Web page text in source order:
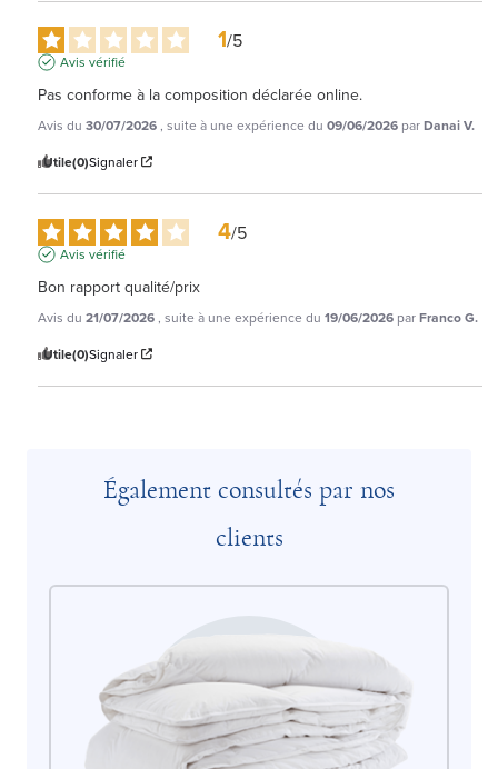
1/5
Avis vérifié
Pas conforme à la composition déclarée online.
Avis du 30/07/2026, suite à une expérience du 09/06/2026 parDanai V.
Utile(0)Signaler
4/5
Avis vérifié
Bon rapport qualité/prix
Avis du 21/07/2026, suite à une expérience du 19/06/2026 parFranco G.
Utile(0)Signaler
Également consultés par nos
clients